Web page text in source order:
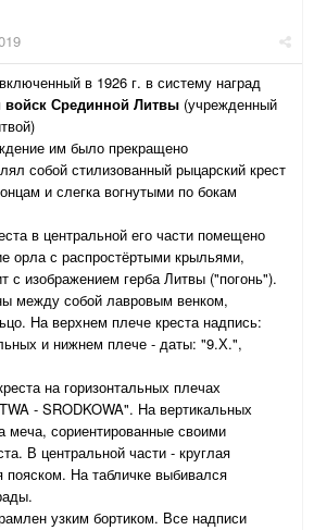
в 1926 г. в систему наград
войск Срединной Литвы (учрежденный
им было прекращено
собой стилизованный рыцарский крест
и слегка вогнутыми по бокам
в центральной его части помещено
орла с распростёртыми крыльями,
с изображением герба Литвы ("погонь").
между собой лавровым венком,
На верхнем плече креста надпись:
и нижнем плече - даты: "9.Х.",
на горизонтальных плечах
- SRODKOWA". На вертикальных
меча, сориентированные своими
В центральной части - круглая
пояском. На табличке выбивался
узким бортиком. Все надписи